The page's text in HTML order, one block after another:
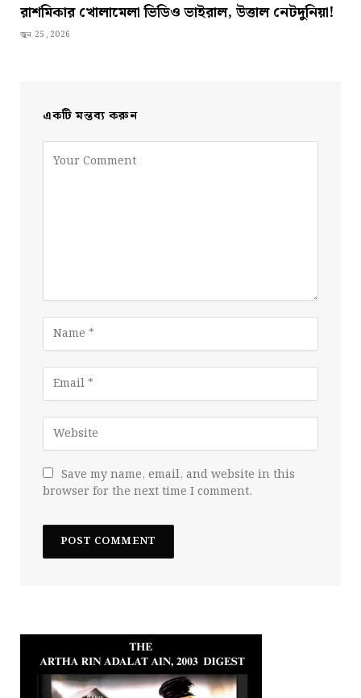
রাশমিকার খোলামেলা ভিডিও ভাইরাল, উত্তাল নেটদুনিয়া!
জুন 25, 2026
একটি মন্তব্য করুন
Save my name, email, and website in this
browser for the next time I comment.